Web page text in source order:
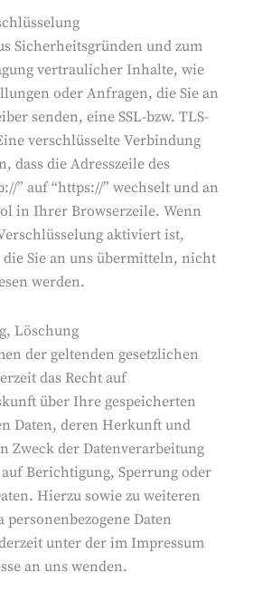
Sicherheitsgründen und zum
vertraulicher Inhalte, wie
oder Anfragen, die Sie an
senden, eine SSL-bzw. TLS-
verschlüsselte Verbindung
dass die Adresszeile des
” auf “https://” wechselt und an
in Ihrer Browserzeile. Wenn
aktiviert ist,
Sie an uns übermitteln, nicht
werden.
Löschung
der geltenden gesetzlichen
das Recht auf
über Ihre gespeicherten
Daten, deren Herkunft und
Zweck der Datenverarbeitung
Berichtigung, Sperrung oder
Hierzu sowie zu weiteren
personenbezogene Daten
unter der im Impressum
an uns wenden.